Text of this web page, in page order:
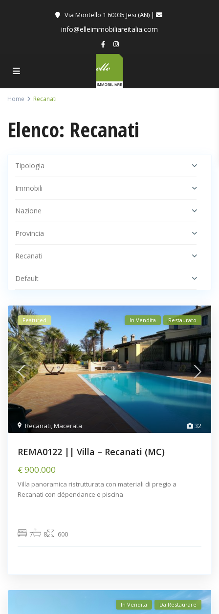
Via Montello 1 60035 Jesi (AN) |
info@elleimmobiliareitalia.com
Home Recanati
Elenco: Recanati
Tipologia
Immobili
Nazione
Provincia
Recanati
Default
32
Recanati,Macerata
Featured In Vendita Restaurato
REMA0122 || Villa – Recanati (MC)
€ 900.000
Villa panoramica ristrutturata con materiali di pregio a
Recanati con dépendance e piscina
7 8 600
In Vendita Da Restaurare